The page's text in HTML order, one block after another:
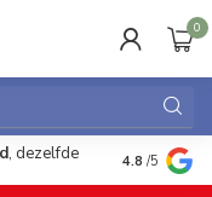
0
, dezelfde Gratis
4.8 /5